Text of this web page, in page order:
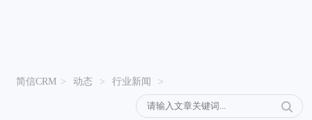
简信CRM > 动态 > 行业新闻 >